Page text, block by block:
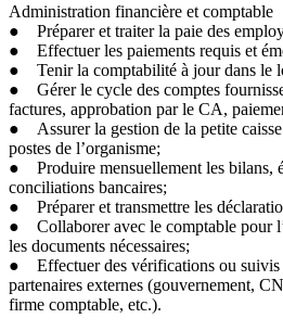
Administration financière et comptable
● Préparer et traiter la paie des
● Effectuer les paiements requis et
● Tenir la comptabilité à jour dans le
● Gérer le cycle des comptes
factures, approbation par le CA,
● Assurer la gestion de la petite
postes de l’organisme;
● Produire mensuellement les bilans,
conciliations bancaires;
● Préparer et transmettre les
● Collaborer avec le comptable pour
les documents nécessaires;
● Effectuer des vérifications ou suivis
partenaires externes (gouvernement,
firme comptable, etc.).